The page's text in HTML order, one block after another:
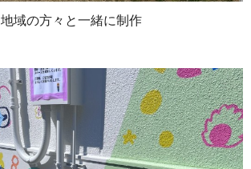
地域の方々と一緒に制作